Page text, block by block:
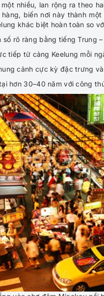
nhiều, lan rộng ra theo
biến nơi này thành
khác biệt hoàn toàn so
rõ ràng bằng tiếng Trung
tiếp từ cảng Keelung mỗi
cảnh cực kỳ đặc trưng
hơn 30–40 năm với công